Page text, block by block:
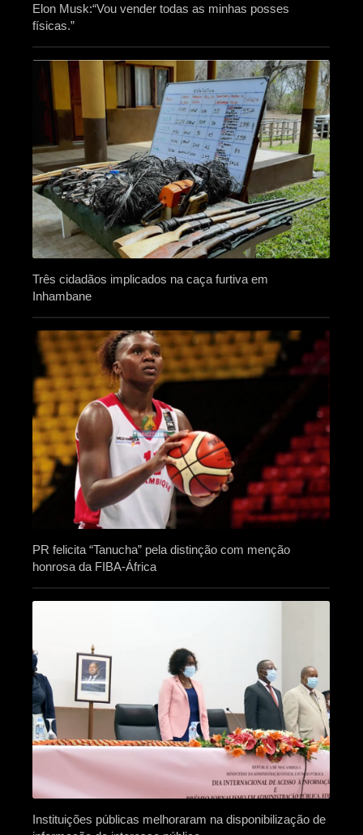
Elon Musk:“Vou vender todas as minhas posses
físicas.”
Três cidadãos implicados na caça furtiva em
Inhambane
PR felicita “Tanucha” pela distinção com menção
honrosa da FIBA-África
Instituições públicas melhoraram na disponibilização de